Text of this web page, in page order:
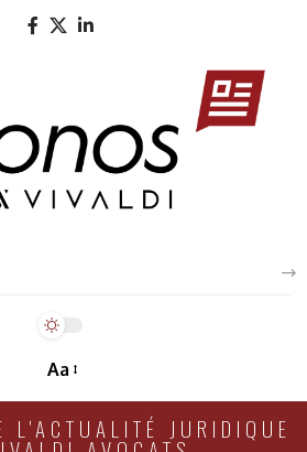
Aa
L'ACTUALITÉ JURIDIQUE